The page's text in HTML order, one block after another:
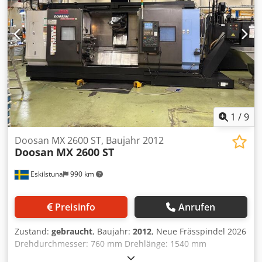
Achse 10000 mm/min.
1 /9
Eskilstuna 990 km
Doosan MX 2600 ST, Baujahr 2012
Doosan MX 2600 ST
Preisinfo Anrufen
Zustand: gebraucht, Baujahr: 2012, Neue Frässpindel 2026
Drehdurchmesser: 760 mm Drehlänge: 1540 mm
Steuerung: FANUC Futterdurchmesser: 254 mm